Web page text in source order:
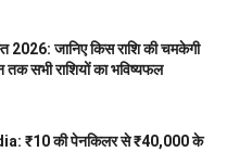
जानिए किस राशि की चमकेगी
सभी राशियों का भविष्यफल
₹10 की पेनकिलर से ₹40,000 के